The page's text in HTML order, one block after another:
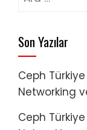
Son Yazılar
Ceph
Networking
Ceph